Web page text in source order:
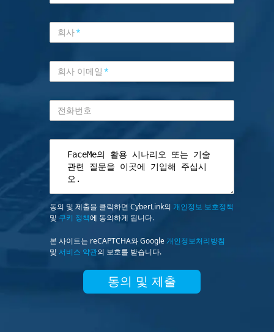
회사*
회사 이메일 *
전화번호
동의 및 제출을 클릭하면 CyberLink의개인정보 보호정책
및 쿠키 정책에 동의하게 됩니다.
본 사이트는 reCAPTCHA와 Google개인정보처리방침
및 서비스 약관의 보호를 받습니다.
동의 및 제출